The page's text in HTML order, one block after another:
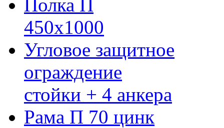
Полка П
450х1000
Угловое защитное
ограждение
стойки + 4 анкера
Рама П 70 цинк